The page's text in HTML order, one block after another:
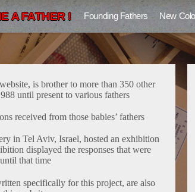
A FATHER ! Founding Fathers New
is brother to more than 350 other
until present to various fathers.
received from those babies’ fathers.
in Tel Aviv, Israel, hosted an exhibition
displayed the responses that were
that time.
specifically for this project, are also